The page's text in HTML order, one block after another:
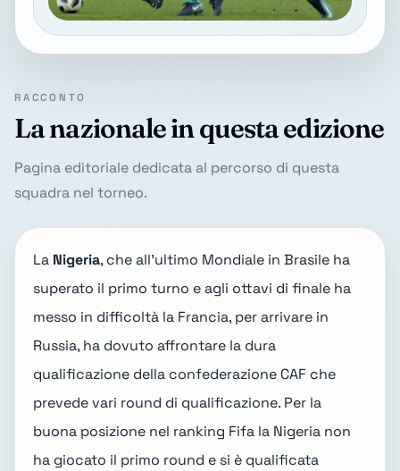
RACCONTO
La nazionale in questa edizione
Pagina editoriale dedicata al percorso di questa
squadra nel torneo.
La Nigeria, che all'ultimo Mondiale in Brasile ha
superato il primo turno e agli ottavi di finale ha
messo in difficoltà la Francia, per arrivare in
Russia, ha dovuto affrontare la dura
qualificazione della confederazione CAF che
prevede vari round di qualificazione. Per la
buona posizione nel ranking Fifa la Nigeria non
ha giocato il primo round e si è qualificata